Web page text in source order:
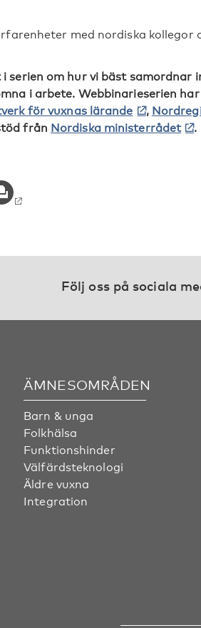
med nordiska kollegor
serien om hur vi bäst samordnar
i arbete. Webbinarieserien
för vuxnas lärande ,
från Nordiska ministerrådet .
Följ oss på sociala
ÄMNESOMRÅDEN
Barn & unga
Folkhälsa
Funktionshinder
Välfärdsteknologi
Äldre vuxna
Integration